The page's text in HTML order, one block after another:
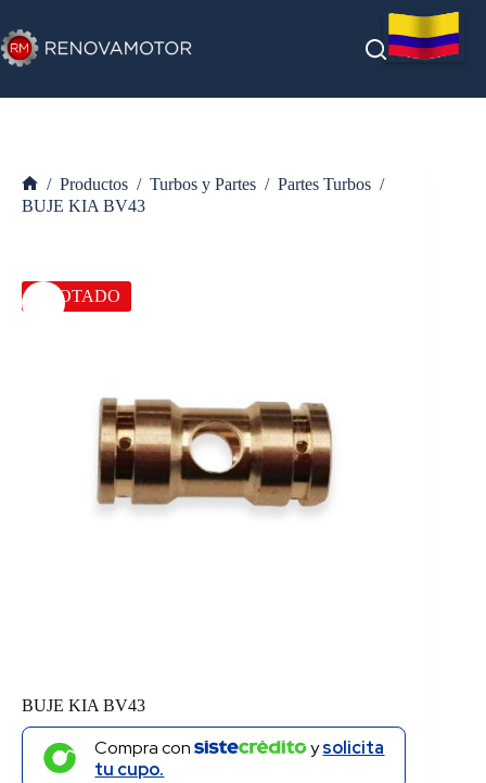
al
contenido
Inicio
/ Productos / Turbos y Partes / Partes Turbos /
BUJE KIA BV43
AGOTADO
BUJE KIA BV43
Compra con ysolicita
tu cupo.